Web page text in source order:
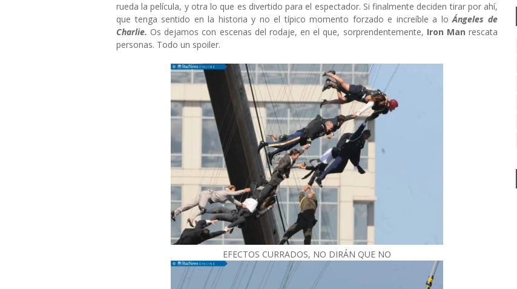
rueda la película, y otra lo que es divertido para el espectador. Si finalmente deciden tirar por ahí,
que tenga sentido en la historia y no el típico momento forzado e increíble a loÁngeles de
Charlie. Os dejamos con escenas del rodaje, en el que, sorprendentemente, Iron Man rescata
personas. Todo un spoiler.
EFECTOS CURRADOS, NO DIRÁN QUE NO